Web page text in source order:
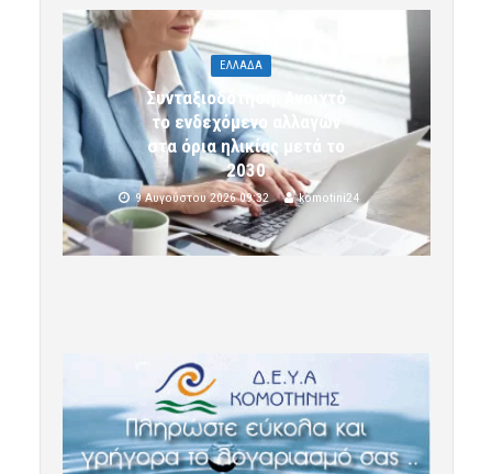
ΕΛΛΑΔΑ
Συνταξιοδότηση: Ανοιχτό
το ενδεχόμενο αλλαγών
στα όρια ηλικίας μετά το
2030
9 Αυγούστου 2026 09:32 komotini24